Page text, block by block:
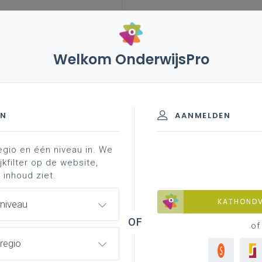
vragen
en personeelsinzet
schooltoeslag
Welkom OnderwijsPro
AANMELDEN
of
en één niveau in. We
op de website,
ziet.